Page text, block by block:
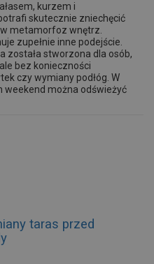
kurzem i
skutecznie zniechęcić
metamorfoz wnętrz.
zupełnie inne podejście.
została stworzona dla osób,
bez konieczności
czy wymiany podłóg. W
weekend można odświeżyć
taras przed